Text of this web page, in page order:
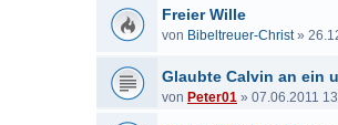
Freier Wille
von Bibeltreuer-Christ»
Glaubte Calvin an ein
von Peter01 » 07.06.2011